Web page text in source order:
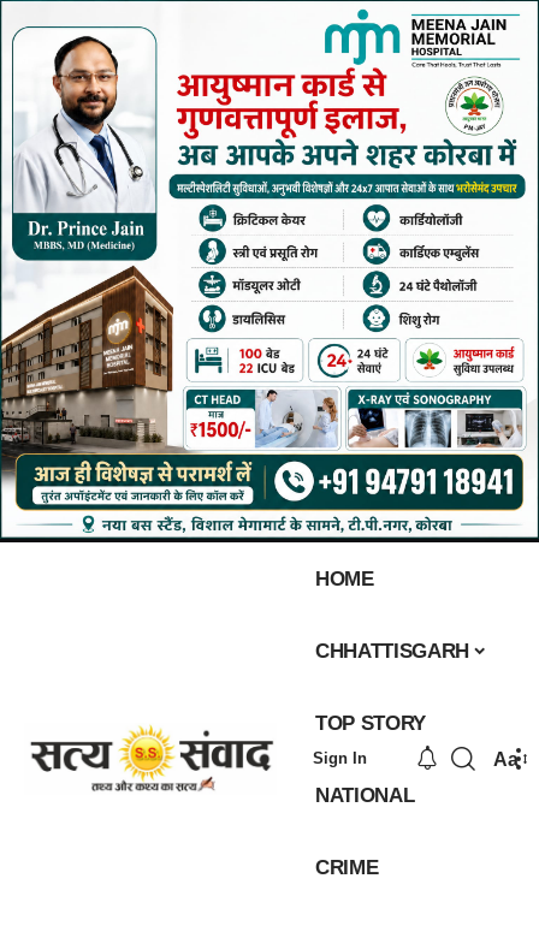
HOME
CHHATTISGARH
TOP STORY
NATIONAL
CRIME
Sign In Aa